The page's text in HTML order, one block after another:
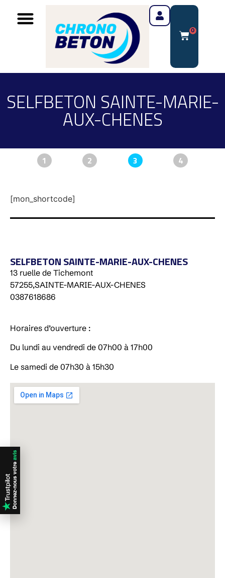
0
SELFBETON SAINTE-MARIE-
AUX-CHENES
1 2 3 4
[mon_shortcode]
SELFBETON SAINTE-MARIE-AUX-CHENES
13 ruelle de Tichemont
57255,SAINTE-MARIE-AUX-CHENES
0387618686
Horaires d’ouverture :
Du lundi au vendredi de 07h00 à 17h00
Le samedi de 07h30 à 15h30